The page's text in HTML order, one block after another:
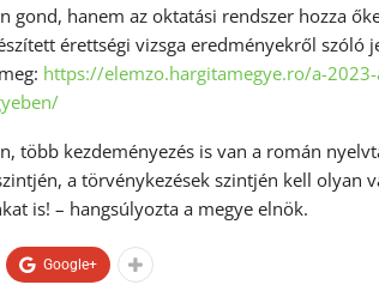
gond, hanem az oktatási rendszer hozza
érettségi vizsga eredményekről szóló
https://elemzo.hargitamegye.ro/a-2023-
több kezdeményezés is van a román
a törvénykezések szintjén kell olyan
is! – hangsúlyozta a megye elnök.
Google+